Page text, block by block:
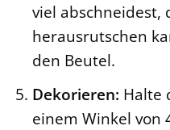
viel abschneidest,
herausrutschen
den Beutel.
Dekorieren: Halte
einem Winkel von